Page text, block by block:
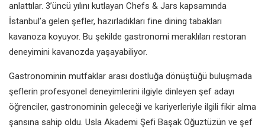
anlattılar. 3’üncü yılını kutlayan Chefs & Jars kapsamında
İstanbul’a gelen şefler, hazırladıkları fine dining tabakları
kavanoza koyuyor. Bu şekilde gastronomi meraklıları restoran
deneyimini kavanozda yaşayabiliyor.
Gastronominin mutfaklar arası dostluğa dönüştüğü buluşmada
şeflerin profesyonel deneyimlerini ilgiyle dinleyen şef adayı
öğrenciler, gastronominin geleceği ve kariyerleriyle ilgili fikir alma
şansına sahip oldu. Usla Akademi Şefi Başak Oğuztüzün ve şef